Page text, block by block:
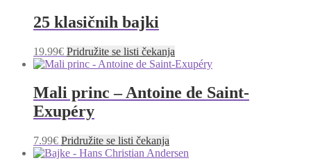
25 klasičnih bajki
19.99€ Pridružite se listi čekanja
Mali princ – Antoine de Saint-
Exupéry
7.99€ Pridružite se listi čekanja